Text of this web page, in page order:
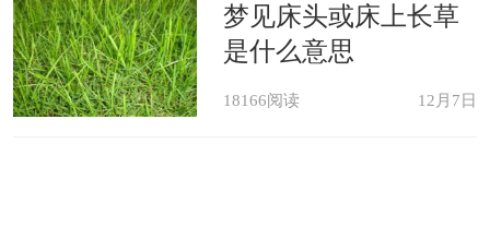
梦见床头或床上长草
是什么意思
18166阅读 12月7日